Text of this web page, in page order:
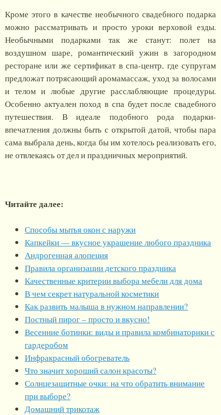
Кроме этого в качестве необычного свадебного подарка
можно рассматривать и просто уроки верховой езды.
Необычными подарками так же станут: полет на
воздушном шаре, романтический ужин в загородном
ресторане или же сертификат в спа-центр, где супругам
предложат потрясающий аромамассаж, уход за волосами
и телом и любые другие расслабляющие процедуры.
Особенно актуален поход в спа будет после свадебного
путешествия. В идеале подобного рода подарки-
впечатления должны быть с открытой датой, чтобы пара
сама выбрала день, когда бы им хотелось реализовать его,
не отвлекаясь от дел и праздничных мероприятий.
Читайте далее:
Способы мытья окон с наружи
Капкейки — вкусное украшение любого праздника
Андрогенная алопеция
Правила организации детского праздника
Качественные критерии выбора мебели для дома
В чем секрет натуральной косметики
Как развить малыша в нужном направлении?
Постный пирог – просто и вкусно!
Весенние ботинки: виды и правила комбинаторики с
гардеробом
Инфракрасный обогреватель
Что значит хороший салон красоты?
Солнцезащитные очки: на что обратить внимание
при выборе?
Домашний трикотаж